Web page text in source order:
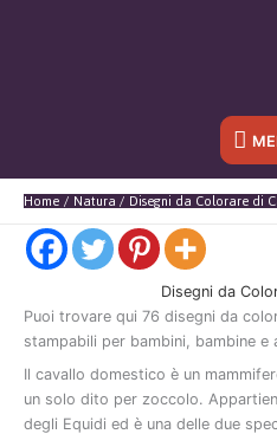
Sotto
l'header
Home Natura Disegni da Colorare di
Disegni da
Puoi trovare qui 76 disegni da
stampabili per bambini, bambine e
Il cavallo domestico è un
un solo dito per zoccolo.
degli Equidi ed è una delle due